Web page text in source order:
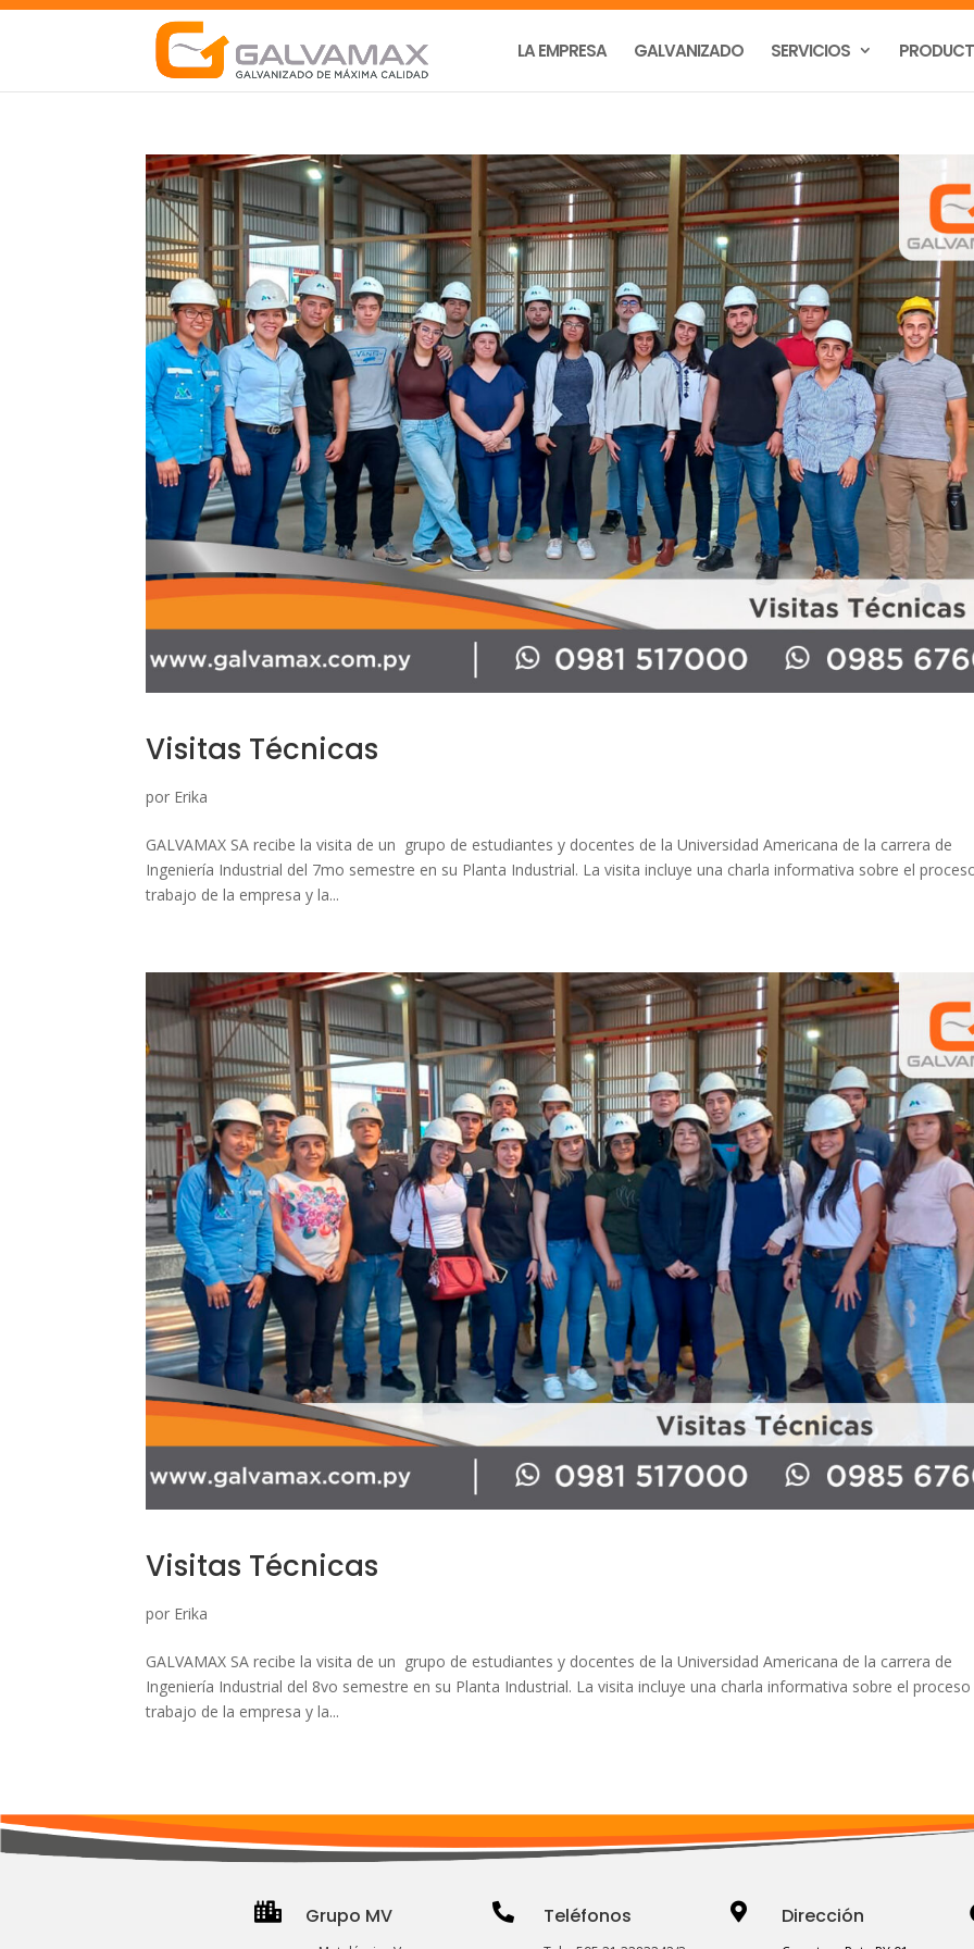
LA EMPRESA GALVANIZADO SERVICIOS
Visitas Técnicas
por Erika
GALVAMAX SA recibe la visita de un grupo de estudiantes y docentes de la Universidad Americana de la carrera de
Ingeniería Industrial del 7mo semestre en su Planta Industrial. La visita incluye una charla informativa sobre el
trabajo de la empresa y la...
Visitas Técnicas
por Erika
GALVAMAX SA recibe la visita de un grupo de estudiantes y docentes de la Universidad Americana de la carrera de
Ingeniería Industrial del 8vo semestre en su Planta Industrial. La visita incluye una charla informativa sobre el
trabajo de la empresa y la...
 Grupo MV  Teléfonos  Dirección